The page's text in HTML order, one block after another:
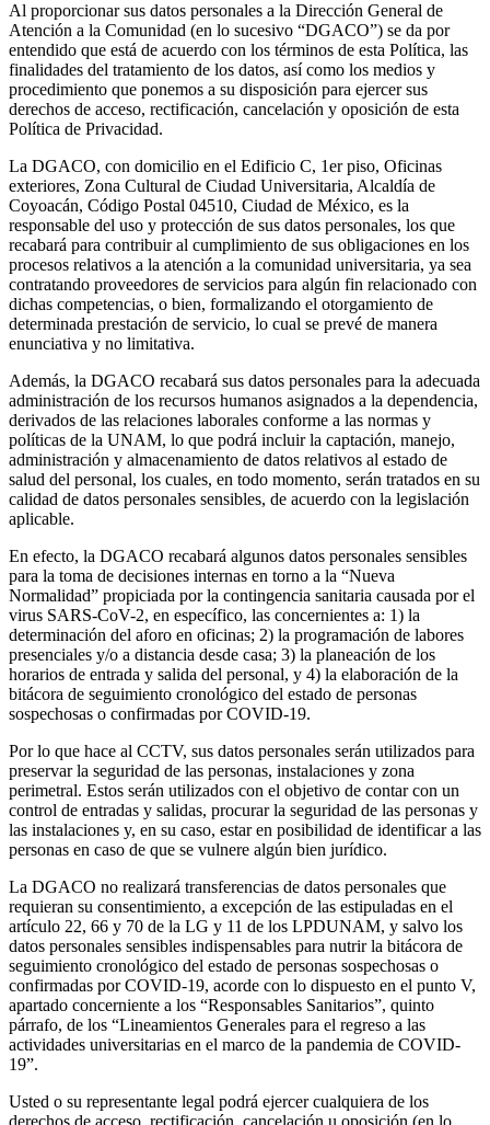
Al proporcionar sus datos personales a la Dirección General de
Atención a la Comunidad (en lo sucesivo “DGACO”) se da por
entendido que está de acuerdo con los términos de esta Política, las
finalidades del tratamiento de los datos, así como los medios y
procedimiento que ponemos a su disposición para ejercer sus
derechos de acceso, rectificación, cancelación y oposición de esta
Política de Privacidad.
La DGACO, con domicilio en el Edificio C, 1er piso, Oficinas
exteriores, Zona Cultural de Ciudad Universitaria, Alcaldía de
Coyoacán, Código Postal 04510, Ciudad de México, es la
responsable del uso y protección de sus datos personales, los que
recabará para contribuir al cumplimiento de sus obligaciones en los
procesos relativos a la atención a la comunidad universitaria, ya sea
contratando proveedores de servicios para algún fin relacionado con
dichas competencias, o bien, formalizando el otorgamiento de
determinada prestación de servicio, lo cual se prevé de manera
enunciativa y no limitativa.
Además, la DGACO recabará sus datos personales para la adecuada
administración de los recursos humanos asignados a la dependencia,
derivados de las relaciones laborales conforme a las normas y
políticas de la UNAM, lo que podrá incluir la captación, manejo,
administración y almacenamiento de datos relativos al estado de
salud del personal, los cuales, en todo momento, serán tratados en su
calidad de datos personales sensibles, de acuerdo con la legislación
aplicable.
En efecto, la DGACO recabará algunos datos personales sensibles
para la toma de decisiones internas en torno a la “Nueva
Normalidad” propiciada por la contingencia sanitaria causada por el
virus SARS-CoV-2, en específico, las concernientes a: 1) la
determinación del aforo en oficinas; 2) la programación de labores
presenciales y/o a distancia desde casa; 3) la planeación de los
horarios de entrada y salida del personal, y 4) la elaboración de la
bitácora de seguimiento cronológico del estado de personas
sospechosas o confirmadas por COVID-19.
Por lo que hace al CCTV, sus datos personales serán utilizados para
preservar la seguridad de las personas, instalaciones y zona
perimetral. Estos serán utilizados con el objetivo de contar con un
control de entradas y salidas, procurar la seguridad de las personas y
las instalaciones y, en su caso, estar en posibilidad de identificar a las
personas en caso de que se vulnere algún bien jurídico.
La DGACO no realizará transferencias de datos personales que
requieran su consentimiento, a excepción de las estipuladas en el
artículo 22, 66 y 70 de la LG y 11 de los LPDUNAM, y salvo los
datos personales sensibles indispensables para nutrir la bitácora de
seguimiento cronológico del estado de personas sospechosas o
confirmadas por COVID-19, acorde con lo dispuesto en el punto V,
apartado concerniente a los “Responsables Sanitarios”, quinto
párrafo, de los “Lineamientos Generales para el regreso a las
actividades universitarias en el marco de la pandemia de COVID-
19”.
Usted o su representante legal podrá ejercer cualquiera de los